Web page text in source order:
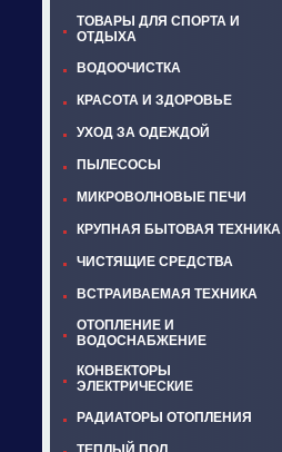
ТОВАРЫ ДЛЯ СПОРТА И
ОТДЫХА
ВОДООЧИСТКА
КРАСОТА И ЗДОРОВЬЕ
УХОД ЗА ОДЕЖДОЙ
ПЫЛЕСОСЫ
МИКРОВОЛНОВЫЕ ПЕЧИ
КРУПНАЯ БЫТОВАЯ ТЕХНИКА
ЧИСТЯЩИЕ СРЕДСТВА
ВСТРАИВАЕМАЯ ТЕХНИКА
ОТОПЛЕНИЕ И
ВОДОСНАБЖЕНИЕ
КОНВЕКТОРЫ
ЭЛЕКТРИЧЕСКИЕ
РАДИАТОРЫ ОТОПЛЕНИЯ